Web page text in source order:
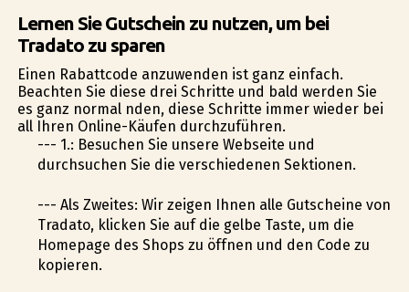
Lernen Sie Gutschein zu nutzen, um bei
Tradato zu sparen
Einen Rabattcode anzuwenden ist ganz einfach.
Beachten Sie diese drei Schritte und bald werden Sie
es ganz normal finden, diese Schritte immer wieder bei
all Ihren Online-Käufen durchzuführen.
--- 1.: Besuchen Sie unsere Webseite und
durchsuchen Sie die verschiedenen Sektionen.
--- Als Zweites: Wir zeigen Ihnen alle Gutscheine von
Tradato, klicken Sie auf die gelbe Taste, um die
Homepage des Shops zu öffnen und den Code zu
kopieren.